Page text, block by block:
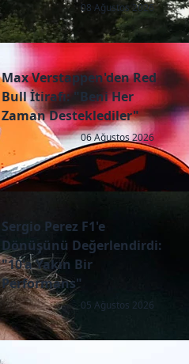
08 Ağustos 2026
Max Verstappen'den Red
Bull İtirafı: "Beni Her
Zaman Desteklediler"
06 Ağustos 2026
Sergio Perez F1'e
Dönüşünü Değerlendirdi:
"10'a Yakın Bir
Performans"
05 Ağustos 2026